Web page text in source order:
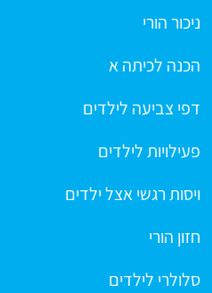
ניכור הורי
הכנה לכיתה א
דפי צביעה לילדים
פעילויות לילדים
ויסות רגשי אצל ילדים
חזון הורי
סלולרי לילדים